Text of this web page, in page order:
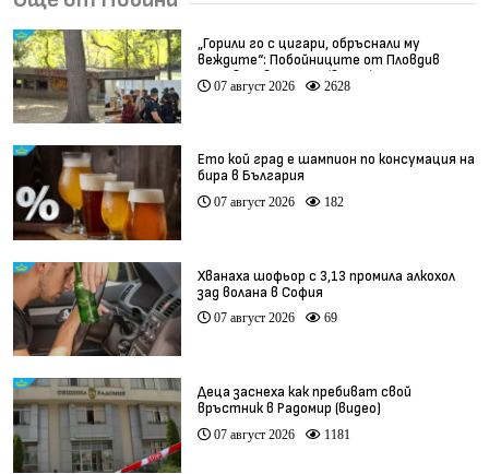
„Горили го с цигари, обръснали му
веждите“: Побойниците от Пловдив
остават в ареста (видео)
07 август 2026 2628
Ето кой град е шампион по консумация на
бира в България
07 август 2026 182
Хванаха шофьор с 3,13 промила алкохол
зад волана в София
07 август 2026 69
Деца заснеха как пребиват свой
връстник в Радомир (видео)
07 август 2026 1181